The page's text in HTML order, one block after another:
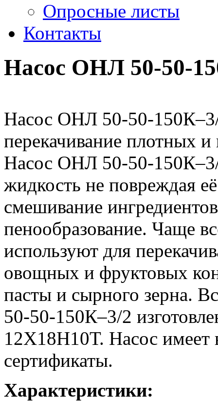
Опросные листы
Контакты
Насос ОНЛ 50-50-
Насос ОНЛ 50-50-150К–3/
перекачивание плотных
Насос ОНЛ 50-50-150К–3/
жидкость не повреждая
смешивание
пенообразование. Чаще
используют для
овощных и фруктовых
пасты и сырного зерна.
50-50-150К–3/2
12Х18Н10Т. Насос имеет
сертификаты.
Характеристики: